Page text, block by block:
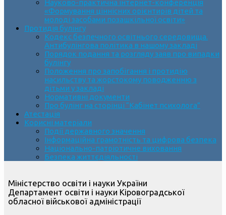
Науково-практична інтернет-конференція
«Формування ціннісних орієнтирів дітей та
молоді засобами позашкільної освіти»
Протидія булінгу
Кодекс безпечного освітнього середовища.
Антибулінгова політика в нашому закладі
Порядок подання та розгляду заяв про випадки
булінгу
Положення про запобігання і протидію
насильству та жорстокому поводженню з
дітьми у закладі
Нормативні документи
Про булінг на сторінці “Кабінет психолога”
Атестація
Корисні матеріали
Події державного значення
Інформаційна грамотність та цифрова безпека
Національно-патріотичне виховання
Безпека життєдіяльності
Міністерство освіти і науки України
Департамент освіти і науки Кіровоградської
обласної військової адміністрації